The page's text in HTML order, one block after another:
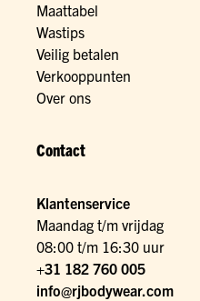
Maattabel
Wastips
Veilig betalen
Verkooppunten
Over ons
Contact
Klantenservice
Maandag t/m vrijdag
08:00 t/m 16:30 uur
+31 182 760 005
info@rjbodywear.com